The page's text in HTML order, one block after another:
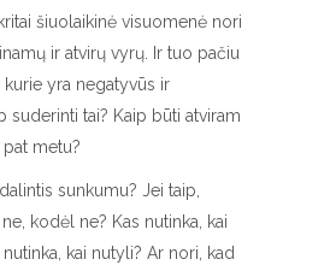
šiuolaikinė visuomenė nori
ir atvirų vyrų. Ir tuo pačiu
kurie yra negatyvūs ir
suderinti tai? Kaip būti atviram
metu?
sunkumu? Jei taip,
kodėl ne? Kas nutinka, kai
kai nutyli? Ar nori, kad